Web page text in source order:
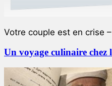
Votre couple est en crise
Un voyage culinaire chez